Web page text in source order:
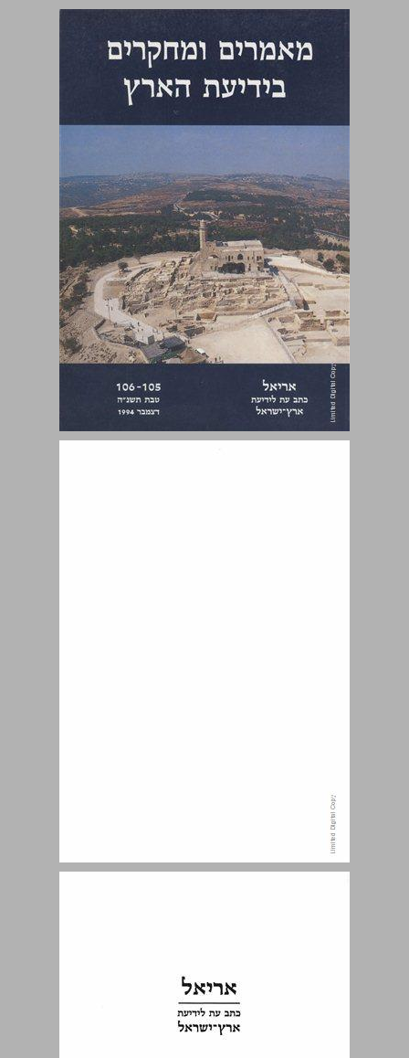
מאמרים ומחקרים בידיעת הארץ ... 0